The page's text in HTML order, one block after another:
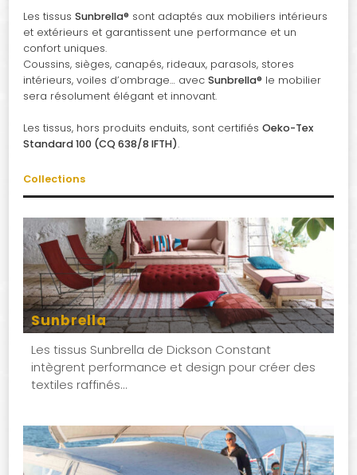
Les tissus Sunbrella® sont adaptés aux mobiliers intérieurs
et extérieurs et garantissent une performance et un
confort uniques.
Coussins, sièges, canapés, rideaux, parasols, stores
intérieurs, voiles d’ombrage… avec Sunbrella® le mobilier
sera résolument élégant et innovant.
Les tissus, hors produits enduits, sont certifiés Oeko-Tex
Standard 100 (CQ 638/8 IFTH).
Collections
Sunbrella
Les tissus Sunbrella de Dickson Constant
intègrent performance et design pour créer des
textiles raffinés…